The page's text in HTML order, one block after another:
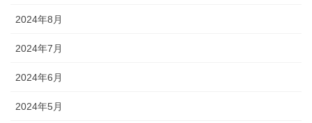
2024年8月
2024年7月
2024年6月
2024年5月